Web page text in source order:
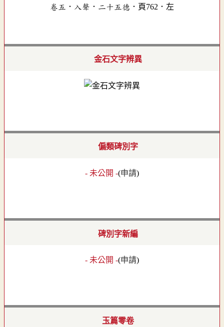
卷五．入聲．二十五德．頁762．左
金石文字辨異
偏類碑別字
- 未公開 -(申請)
碑別字新編
- 未公開 -(申請)
玉篇零卷